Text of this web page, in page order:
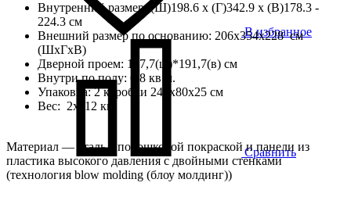
В избранное
Сравнить
Внутренний размер: (Ш)198.6 x (Г)342.9 x (В)178.3 -
224.3 см
Внешний размер по основанию: 206х354х228 см
(ШхГхВ)
Дверной проем: 137,7(ш)*191,7(в) см
Внутри по полу: 6,8 кв.м.
Упаковка: 2 коробки 240х80х25 см
Вес: 2х112 кг
Материал — сталь с порошковой покраской и панели из
пластика высокого давления с двойными стенками
(технология blow molding (блоу молдинг))